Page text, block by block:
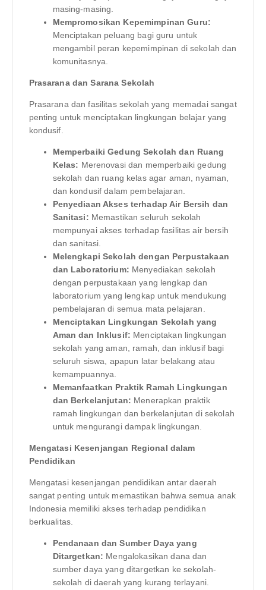
masing-masing.
Mempromosikan Kepemimpinan Guru:
Menciptakan peluang bagi guru untuk
mengambil peran kepemimpinan di sekolah dan
komunitasnya.
Prasarana dan Sarana Sekolah
Prasarana dan fasilitas sekolah yang memadai sangat
penting untuk menciptakan lingkungan belajar yang
kondusif.
Memperbaiki Gedung Sekolah dan Ruang
Kelas: Merenovasi dan memperbaiki gedung
sekolah dan ruang kelas agar aman, nyaman,
dan kondusif dalam pembelajaran.
Penyediaan Akses terhadap Air Bersih dan
Sanitasi: Memastikan seluruh sekolah
mempunyai akses terhadap fasilitas air bersih
dan sanitasi.
Melengkapi Sekolah dengan Perpustakaan
dan Laboratorium: Menyediakan sekolah
dengan perpustakaan yang lengkap dan
laboratorium yang lengkap untuk mendukung
pembelajaran di semua mata pelajaran.
Menciptakan Lingkungan Sekolah yang
Aman dan Inklusif: Menciptakan lingkungan
sekolah yang aman, ramah, dan inklusif bagi
seluruh siswa, apapun latar belakang atau
kemampuannya.
Memanfaatkan Praktik Ramah Lingkungan
dan Berkelanjutan: Menerapkan praktik
ramah lingkungan dan berkelanjutan di sekolah
untuk mengurangi dampak lingkungan.
Mengatasi Kesenjangan Regional dalam
Pendidikan
Mengatasi kesenjangan pendidikan antar daerah
sangat penting untuk memastikan bahwa semua anak
Indonesia memiliki akses terhadap pendidikan
berkualitas.
Pendanaan dan Sumber Daya yang
Ditargetkan: Mengalokasikan dana dan
sumber daya yang ditargetkan ke sekolah-
sekolah di daerah yang kurang terlayani.